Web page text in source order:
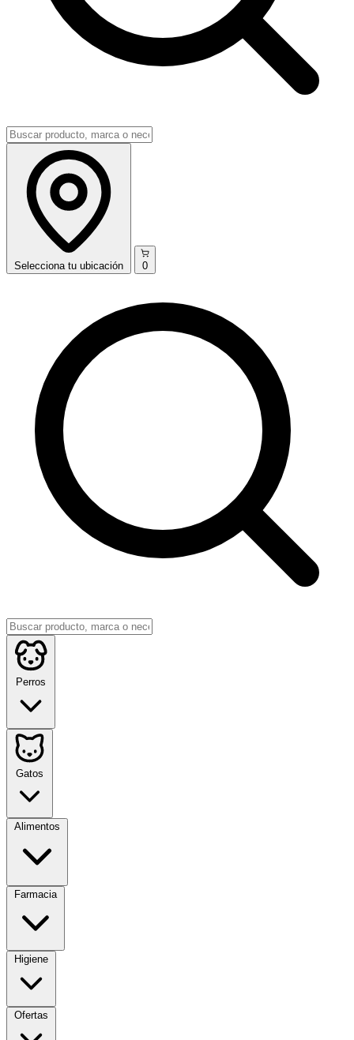
Selecciona tu ubicación 0
Perros
Gatos
Alimentos
Farmacia
Higiene
Ofertas